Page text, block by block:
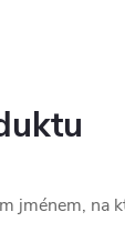
jménem, na